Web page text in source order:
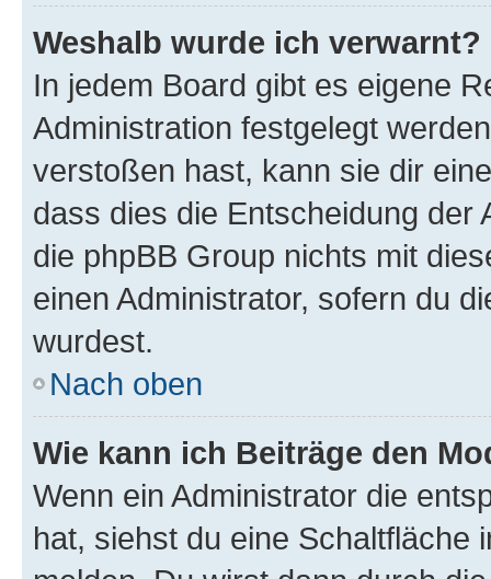
Weshalb wurde ich verwarnt?
In jedem Board gibt es eigene
Administration festgelegt
verstoßen hast, kann sie dir
dass dies die Entscheidung der
die phpBB Group nichts mit
einen Administrator, sofern du
wurdest.
Nach oben
Wie kann ich Beiträge den
Wenn ein Administrator die
hat, siehst du eine Schaltfläche